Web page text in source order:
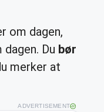
om dagen,
Du bør
merker at
ADVERTISEMENT